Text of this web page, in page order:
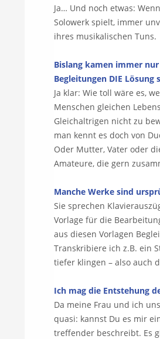
Ja… Und noch etwas:
Solowerk spielt, immer
ihres musikalischen Tuns.
Bislang kamen immer
Begleitungen DIE Lösung
Ja klar: Wie toll wäre es,
Menschen gleichen
Gleichaltrigen nicht zu
man kennt es doch von
Oder Mutter, Vater oder
Amateure, die gern
Manche Werke sind
Sie sprechen
Vorlage für die
aus diesen Vorlagen
Transkribiere ich z.B. ein
tiefer klingen – also auch
Ich mag die Entstehung
Da meine Frau und ich
quasi: kannst Du es mir
treffender beschreibt. Es